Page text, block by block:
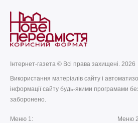
Інтернет-газета © Всі права захищені. 2026
Використання матеріалів сайту і
інформації сайту будь-якими програмами
заборонено.
Меню 1: Меню